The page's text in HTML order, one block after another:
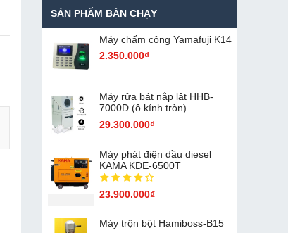
SẢN PHẨM BÁN CHẠY
Máy chấm cô​ng Yamafuji K14
2.350.000₫
Máy rửa bát nắp lật HHB-
7000D (ô kính tròn)
29.300.000₫
Máy phát điện dầu diesel
KAMA KDE-6500T
23.900.000₫
Máy trộn bột Hamiboss-B15